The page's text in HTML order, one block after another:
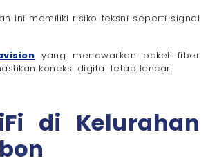
ini memiliki risiko teksni seperti signal
yang menawarkan paket fiber
koneksi digital tetap lancar.
di Kelurahan